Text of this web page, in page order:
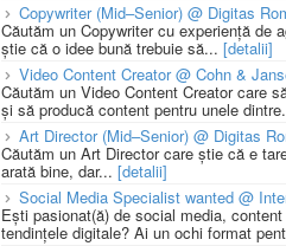
Copywriter (Mid–Senior) @ Digitas
Căutăm un Copywriter cu experiență de
știe că o idee bună trebuie să... [detalii]
Video Content Creator @ Cohn &
Căutăm un Video Content Creator care
și să producă content pentru unele
Art Director (Mid–Senior) @ Digitas
Căutăm un Art Director care știe că e
arată bine, dar... [detalii]
Social Media Specialist wanted @
Ești pasionat(ă) de social media,
tendințele digitale? Ai un ochi format